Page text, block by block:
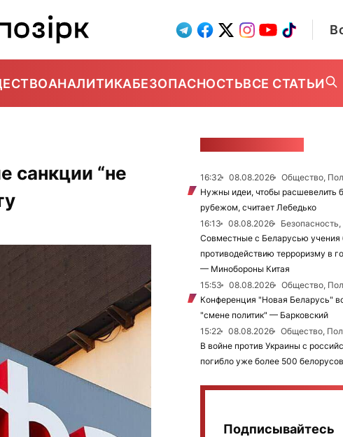
АНАЛИТИКАБЕЗОПАСНОСТЬВСЕ СТАТЬИ
санкции “не
16:32 08.08.2026
Общество,
Нужны идеи, чтобы расшевелить
рубежом, считает Лебедько
16:13
08.08.2026
Безопасность,
Совместные с Беларусью учения
противодействию терроризму в
— Минобороны Китая
15:53
08.08.2026
Общество,
Конференция "Новая Беларусь"
"смене политик" — Барковский
15:22
08.08.2026
Общество,
В войне против Украины с
погибло уже более 500
Подписывайтесь